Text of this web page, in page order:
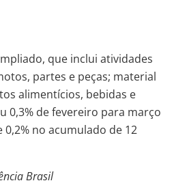
que inclui atividades
partes e peças; material
alimentícios, bebidas e
0,3% de fevereiro para março
no acumulado de 12
Brasil